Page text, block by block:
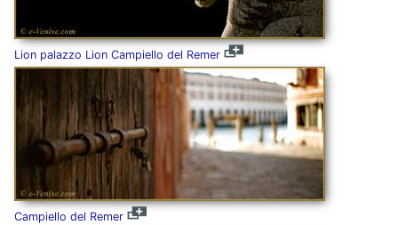
Lion palazzo Lion Campiello del Remer
Campiello del Remer